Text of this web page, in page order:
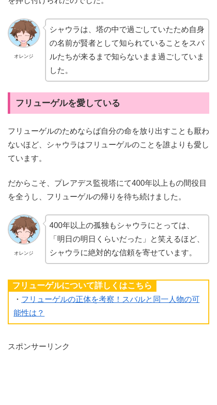
オレンジ
シャウラは、塔の中で過ごしていたため自身
の名前が賢者として知られていることをスバ
ルたちが来るまで知らないまま過ごしていま
した。
フリューゲルを愛している
フリューゲルのためならば自分の命を放り出すことも厭わ
ないほど、シャウラはフリューゲルのことを誰よりも愛し
ています。
だからこそ、プレアデス監視塔にて400年以上もの間役目
を全うし、フリューゲルの帰りを待ち続けました。
オレンジ
400年以上の孤独もシャウラにとっては、
「明日の明日くらいだった」と笑えるほど、
シャウラに絶対的な信頼を寄せています。
フリューゲルについて詳しくはこちら
・ フリューゲルの正体を考察！スバルと同一人物の可
能性は？
スポンサーリンク